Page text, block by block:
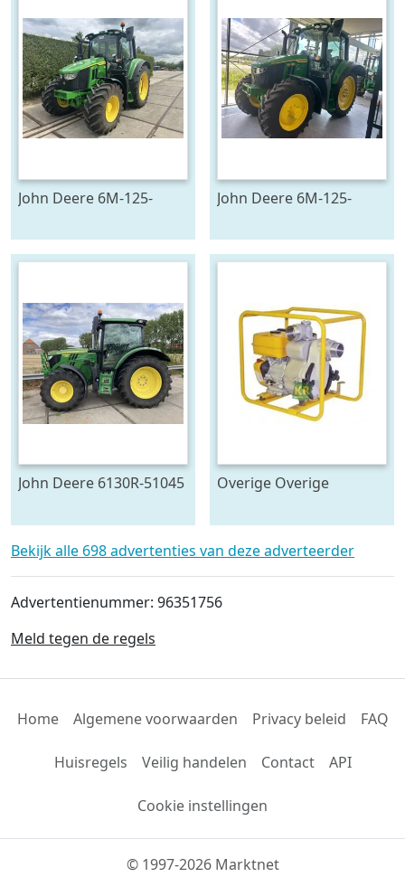
John Deere 6M-125-
John Deere 6M-125-
John Deere 6130R-51045
Overige Overige
Bekijk alle 698 advertenties van deze adverteerder
Advertentienummer: 96351756
Meld tegen de regels
Home Algemene voorwaarden Privacy beleid FAQ
Huisregels Veilig handelen Contact API
Cookie instellingen
© 1997-2026 Marktnet